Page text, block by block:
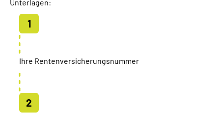
Unterlagen:
Ihre Rentenversicherungsnummer